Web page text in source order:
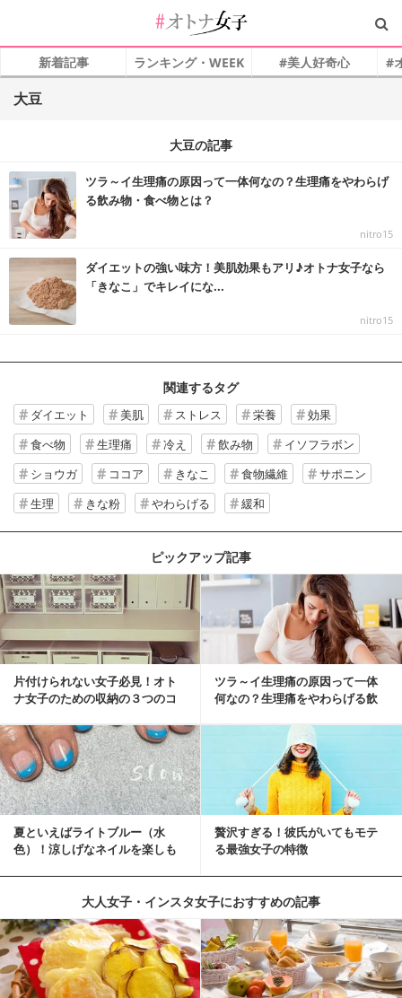
新着記事 ランキング・WEEK #美人好奇心 #
大豆
大豆の記事
ツラ～イ生理痛の原因って一体何なの？生理痛をやわらげ
る飲み物・食べ物とは？
nitro15
ダイエットの強い味方！美肌効果もアリ♪オトナ女子なら
「きなこ」でキレイにな...
nitro15
関連するタグ
ダイエット 美肌 ストレス 栄養
効果
食べ物
生理痛 冷え 飲み物
イソフラボン
ショウガ
ココア きなこ 食物繊維
サポニン
生理
きな粉 やわらげる 緩和
ピックアップ記事
片付けられない女子必見！オト
ナ女子のための収納の３つのコ
ツラ～イ生理痛の原因って一体
何なの？生理痛をやわらげる飲
夏といえばライトブルー（水
色）！涼しげなネイルを楽しも
贅沢すぎる！彼氏がいてもモテ
る最強女子の特徴
大人女子・インスタ女子におすすめの記事